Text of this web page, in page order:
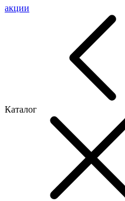
акции
Каталог